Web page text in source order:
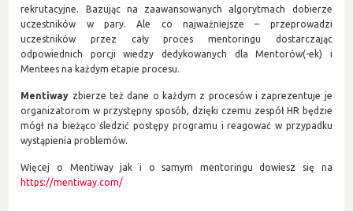
rekrutacyjne. Bazując na zaawansowanych algorytmach dobierze
uczestników w pary. Ale co najważniejsze – przeprowadzi
uczestników przez cały proces mentoringu dostarczając
odpowiednich porcji wiedzy dedykowanych dla Mentorów(-ek) i
Mentees na każdym etapie procesu.
Mentiway zbierze też dane o każdym z procesów i zaprezentuje je
organizatorom w przystępny sposób, dzięki czemu zespół HR będzie
mógł na bieżąco śledzić postępy programu i reagować w przypadku
wystąpienia problemów.
Więcej o Mentiway jak i o samym mentoringu dowiesz się na
https://mentiway.com/